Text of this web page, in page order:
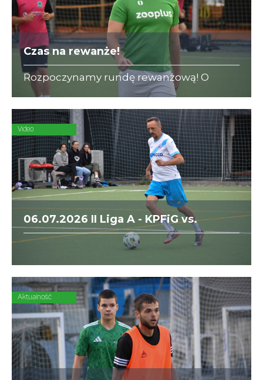
Czas na rewanże!
Rozpoczynamy rundę rewanżową! O
bezcenne zwycięstwo w II Lidze A
powalczą dwaj beniaminkowie - zooplus i
KPFiG.
Video
06.07.2026 II Liga A - KPFiG vs.
Especto
Aktualność